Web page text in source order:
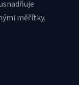
měřítky.